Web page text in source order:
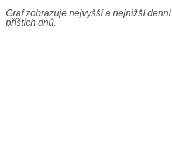
Graf zobrazuje nejvyšší a nejnižší
příštích dnů.